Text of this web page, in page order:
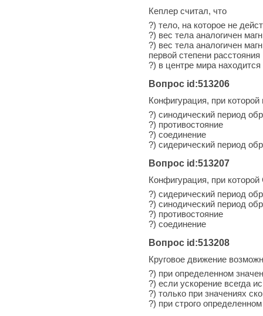
Кеплер считал, что
?) тело, на которое не
?) вес тела аналогичен
?) вес тела аналогичен
первой степени расстояния
?) в центре мира
Вопрос id:513206
Конфигурация, при
?) синодический период
?) противостояние
?) соединение
?) сидерический период
Вопрос id:513207
Конфигурация, при
?) сидерический период
?) синодический период
?) противостояние
?) соединение
Вопрос id:513208
Круговое движение
?) при определенном
?) если ускорение всегда
?) только при значениях
?) при строго